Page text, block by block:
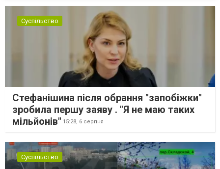
Суспільство
Стефанішина після обрання "запобіжки"
зробила першу заяву . "Я не маю таких
мільйонів" 15:28, 6 серпня
Суспільство